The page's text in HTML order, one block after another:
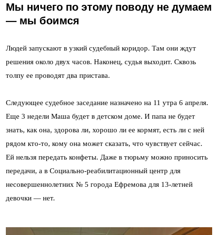
Мы ничего по этому поводу не думаем
— мы боимся
Людей запускают в узкий судебный коридор. Там они ждут
решения около двух часов. Наконец, судья выходит. Сквозь
толпу ее проводят два пристава.
Следующее судебное заседание назначено на 11 утра 6 апреля.
Еще 3 недели Маша будет в детском доме. И папа не будет
знать, как она, здорова ли, хорошо ли ее кормят, есть ли с ней
рядом кто-то, кому она может сказать, что чувствует сейчас.
Ей нельзя передать конфеты. Даже в тюрьму можно приносить
передачи, а в Социально-реабилитационный центр для
несовершеннолетних № 5 города Ефремова для 13-летней
девочки — нет.